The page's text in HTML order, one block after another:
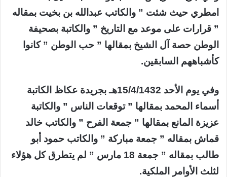
امطري حيث شئت ” والكاتب عبدالله بن بخيت بمقاله
” قرارات على موعد مع التاريخ ” والكاتبة بصحيفة
الوطن حصة آل الشيخ بمقالها ” حب الوطن ” كانوا
كأشباههم السابقين.
وفي يوم الأحد 15/4/1432هـ بجريدة عكاظ الكاتبة
أسماء المحمد بمقالها ” توقعات الناس ” والكاتبة
عزيزة المانع بمقالها ” جمعة الفرح ” والكاتب خالد
قماش بمقاله ” جمعة مباركة ” والكاتب حمود أبو
طالب بمقاله ” جمعة 18 مارس ” لم يتطرق كل هؤلاء
لثلث الأوامر الملكية.